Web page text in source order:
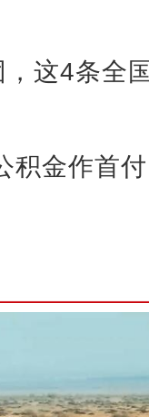
，这4条全
积金作首
影《天山之